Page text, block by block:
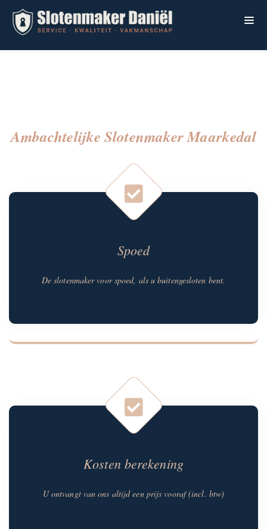
Ambachtelijke Slotenmaker Maarkedal
Spoed
De slotenmaker voor spoed, als u buitengesloten bent.
Kosten berekening
U ontvangt van ons altijd een prijs vooraf (incl. btw)